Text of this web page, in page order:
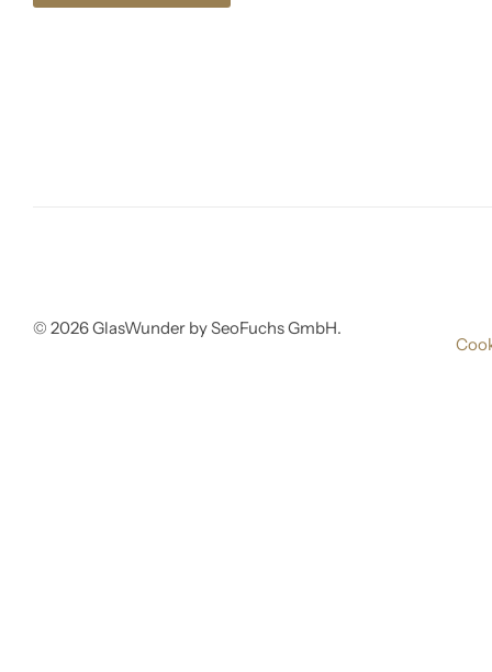
© 2026 GlasWunder by SeoFuchs GmbH.